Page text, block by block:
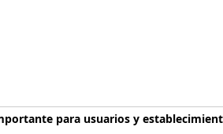
para usuarios y